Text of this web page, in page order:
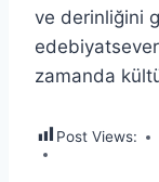
ve derinliğini
zamanda
Post Views: